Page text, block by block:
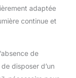
adaptée
continue et
de
disposer d’un